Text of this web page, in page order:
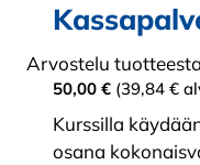
Arvostelu
50,00 € (39,84 €
Kurssilla
osana